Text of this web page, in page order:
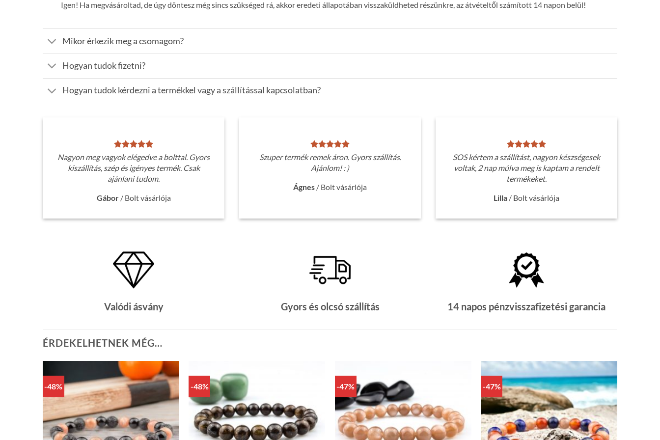
Igen! Ha megvásároltad, de úgy döntesz még sincs szükséged rá, akkor eredeti állapotában visszaküldheted részünkre, az átvételtől számított 14 napon belül!
Mikor érkezik meg a csomagom?
Hogyan tudok fizetni?
Hogyan tudok kérdezni a termékkel vagy a szállítással kapcsolatban?
Nagyon meg vagyok elégedve a bolttal. Gyors
kiszállítás, szép és igényes termék. Csak
ajánlani tudom.
Gábor / Bolt vásárlója
Szuper termék remek áron. Gyors szállítás.
Ajánlom! : )
Ágnes / Bolt vásárlója
SOS kértem a szállítást, nagyon készségesek
voltak, 2 nap múlva meg is kaptam a rendelt
termékeket.
Lilla / Bolt vásárlója
Valódi ásvány Gyors és olcsó szállítás 14 napos pénzvisszafizetési garancia
ÉRDEKELHETNEK MÉG…
-48% -48% -47% -47%